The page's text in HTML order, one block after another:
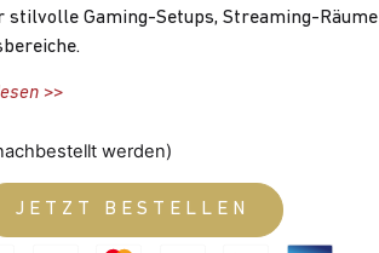
Gaming-Setups, Streaming-Räume
>>
werden)
JETZT BESTELLEN